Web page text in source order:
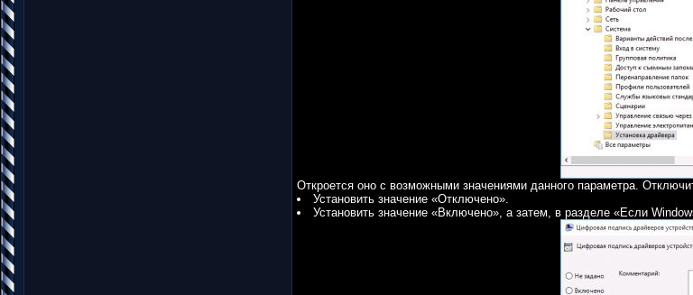
Откроется оно с возможными значениями данного параметра.
Установить значение «Отключено».
Установить значение «Включено», а затем, в разделе «Если